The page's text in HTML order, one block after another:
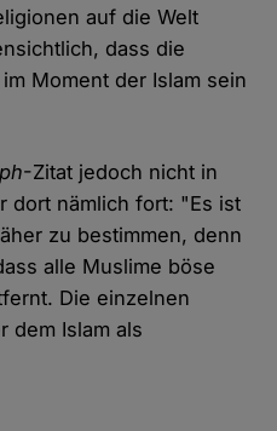
auf die Welt
dass die
Moment der Islam sein
-Zitat jedoch nicht in
dort nämlich fort: "Es ist
zu bestimmen, denn
alle Muslime böse
Die einzelnen
dem Islam als